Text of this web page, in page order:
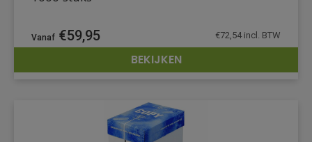
DETAILS
€59,95 €72,54 incl. BTW
BEKIJKEN